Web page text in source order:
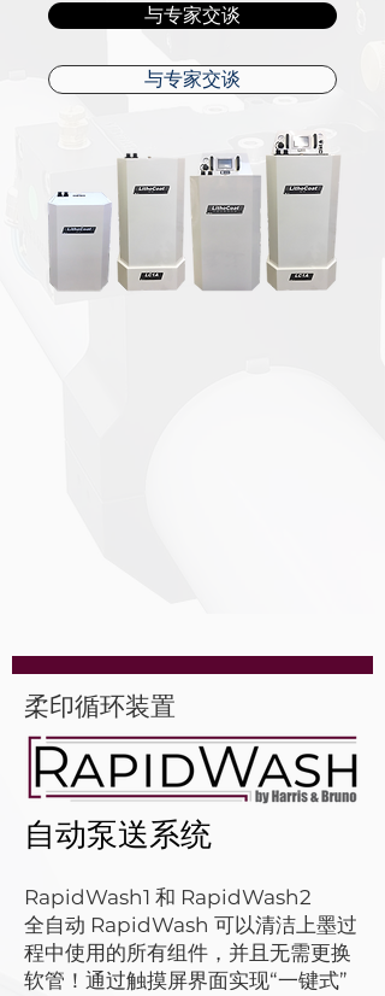
与专家交谈
与专家交谈
柔印循环装置
自动泵送系统
RapidWash1 和 RapidWash2
全自动 RapidWash 可以清洁上墨过
程中使用的所有组件，并且无需更换
软管！通过触摸屏界面实现“一键式”